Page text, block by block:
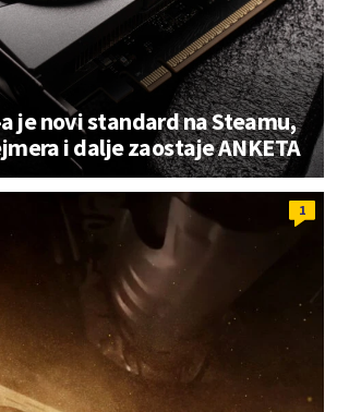
a je novi standard na Steamu,
i dalje zaostaje ANKETA
1